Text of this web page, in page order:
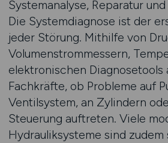
Systemanalyse, Reparatur
Die Systemdiagnose ist der
jeder Störung. Mithilfe von
Volumenstrommessern,
elektronischen Diagnosetools
Fachkräfte, ob Probleme auf
Ventilsystem, an Zylindern
Steuerung auftreten. Viele
Hydrauliksysteme sind